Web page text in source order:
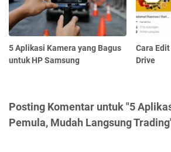
5 Aplikasi Kamera yang Bagus
untuk HP Samsung
Cara
Drive
Posting Komentar untuk "5
Pemula, Mudah Langsung